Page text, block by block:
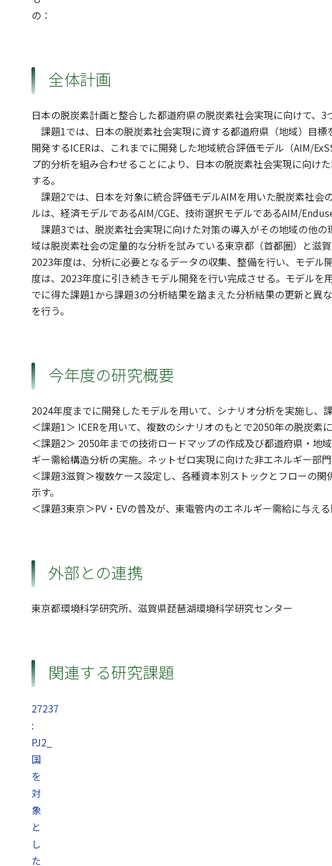
の：
全体計画
日本の脱炭素計画と整合した都道府県の脱炭素社会実現に向けて、3
課題1では、日本の脱炭素社会実現に資する都道府県（地域）目
開発するICERは、これまでに開発した地域統合評価モデル（AIM/
プ的分析を組み合わせることにより、日本の脱炭素社会実現に向け
する。
課題2では、日本を対象に統合評価モデルAIMを用いた脱炭素社
ルは、経済モデルであるAIM/CGE、技術選択モデルであるAIM/
課題3では、脱炭素社会実現に向けた対策の導入がその地域の他
域は脱炭素社会の定量的な分析を試みている東京都（首都圏）と滋賀
2023年度は、分析に必要となるデータの収集、整備を行い、モデ
度は、2023年度に引き続きモデル開発を行い完成させる。モデルを
でに得た課題1から課題3の分析結果を踏まえた分析結果の更新と異
を行う。
今年度の研究概要
2024年度までに開発したモデルを用いて、シナリオ分析を実施し、
＜課題1＞ ICERを用いて、複数のシナリオのもとで2050年の脱炭素
＜課題2＞ 2050年までの技術ロードマップの作成及び都道府県・地
ギー需給構造分析の実施。ネットゼロ実現に向けた非エネルギー部
＜課題3滋賀＞複数ケース設定し、各種資本別ストックとフローの
示す。
＜課題3東京＞PV・EVの普及が、東電管内のエネルギー需給に与える
外部との連携
東京都環境科学研究所、滋賀県琵琶湖環境科学研究センター
関連する研究課題
27237
:
PJ2_
国
を
対
象
と
し
た